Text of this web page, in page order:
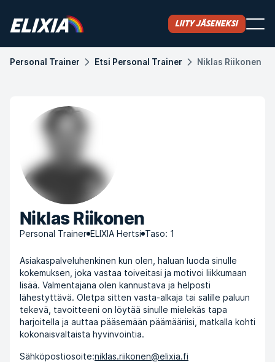
Liity jäseneksi
Personal Trainer Etsi Personal Trainer Niklas Riikonen
Niklas Riikonen
Personal Trainer ELIXIA Hertsi Taso: 1
Asiakaspalveluhenkinen kun olen, haluan luoda sinulle
kokemuksen, joka vastaa toiveitasi ja motivoi liikkumaan
lisää. Valmentajana olen kannustava ja helposti
lähestyttävä. Oletpa sitten vasta-alkaja tai salille paluun
tekevä, tavoitteeni on löytää sinulle mielekäs tapa
harjoitella ja auttaa pääsemään päämääriisi, matkalla kohti
kokonaisvaltaista hyvinvointia.
Sähköpostiosoite:niklas.riikonen@elixia.fi